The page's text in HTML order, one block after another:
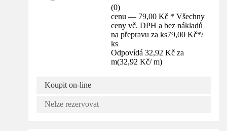
(0)
cenu — 79,00 Kč * Všechny
ceny vč. DPH a bez nákladů
na přepravu za ks79,00 Kč*/
ks
Odpovídá 32,92 Kč za
m(32,92 Kč/ m)
Koupit on-line
Nelze rezervovat